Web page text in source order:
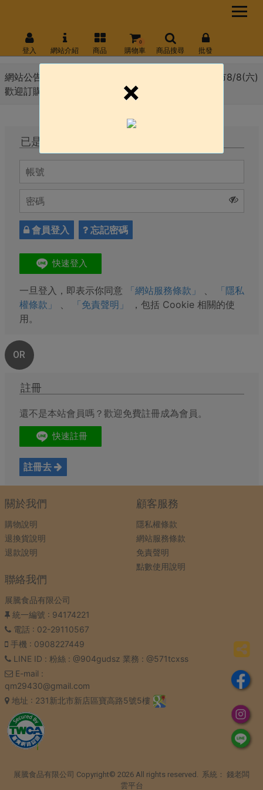
網站公告 :
8月份會員日 線上官網8/10(一) \ 永和門市8/8(六)
歡迎訂購!!!
登入 網站介紹 商品 購物車
0
商品搜尋 批發
已是會員，直接登入
會員登入 忘記密碼
一旦登入，即表示你同意 「網站服務條款」
「隱私
權條款」
「免責聲明」
，包括 Cookie 相關的使
用。
OR
註冊
還不是本站會員嗎？歡迎免費註冊成為會員。
註冊去
關於我們
購物說明
退換貨說明
退款說明
顧客服務
隱私權條款
網站服務條款
免責聲明
點數使用說明
聯絡我們
展騰食品有限公司
統一編號 : 94174221
電話: 02-29110567
手機 : 0908227449
LINE ID : 粉絲 : @904gudsz 業務 : @571tcxss
E-mail :
qm29430@gmail.com
地址 : 231新北市新店區寶高路5號5樓
展騰食品有限公司 Copyright© 2026 All rights reserved. 系統： 錢老闆
雲平台
×